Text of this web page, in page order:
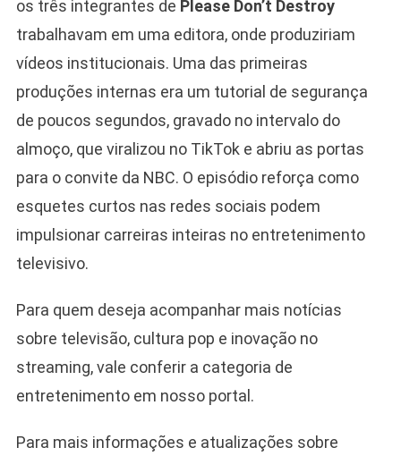
os três integrantes de Please Don’t Destroy
trabalhavam em uma editora, onde produziriam
vídeos institucionais. Uma das primeiras
produções internas era um tutorial de segurança
de poucos segundos, gravado no intervalo do
almoço, que viralizou no TikTok e abriu as portas
para o convite da NBC. O episódio reforça como
esquetes curtos nas redes sociais podem
impulsionar carreiras inteiras no entretenimento
televisivo.
Para quem deseja acompanhar mais notícias
sobre televisão, cultura pop e inovação no
streaming, vale conferir a categoria de
entretenimento em nosso portal.
Para mais informações e atualizações sobre